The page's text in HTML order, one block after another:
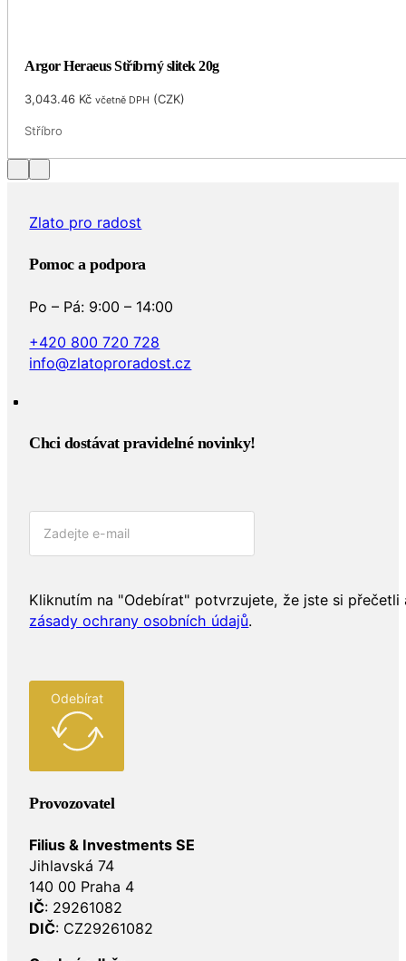
Argor Heraeus Stříbrný slitek 20g
3,043.46 Kč včetně DPH (CZK)
Stříbro
Zlato pro radost
Pomoc a podpora
Po – Pá: 9:00 – 14:00
+420 800 720 728
info@zlatoproradost.cz
Chci dostávat pravidelné novinky!​
Kliknutím na "Odebírat" potvrzujete, že jste si přečetli
zásady ochrany osobních údajů.
Odebírat
Provozovatel
Filius & Investments SE
Jihlavská 74
140 00 Praha 4
IČ: 29261082
DIČ: CZ29261082